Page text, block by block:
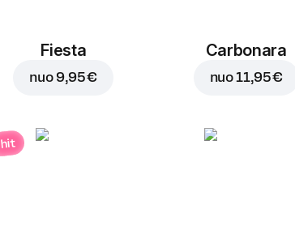
Fiesta
nuo 9,95 €
Carbonara
nuo11,95 €
hit